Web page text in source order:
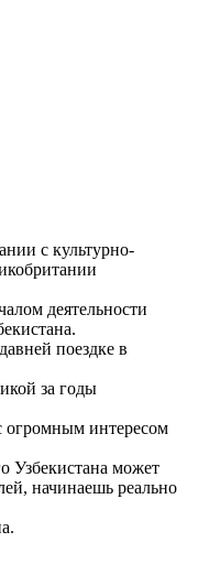
с культурно-
деятельности
поездке в
за годы
огромным интересом
Узбекистана может
начинаешь реально